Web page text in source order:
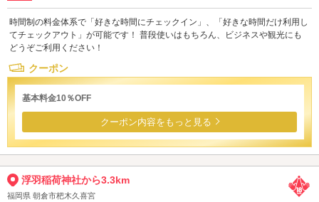
時間制の料金体系で「好きな時間にチェックイン」、「好きな時間だけ利用し
てチェックアウト」が可能です！ 普段使いはもちろん、ビジネスや観光にも
どうぞご利用ください！
クーポン
基本料金10％OFF
クーポン内容をもっと見る
浮羽稲荷神社から3.3km
福岡県 朝倉市杷木久喜宮